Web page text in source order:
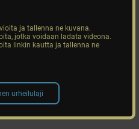
ja tallenna ne kuvana.
jotka voidaan ladata videona.
linkin kautta ja tallenna ne
urheilulaji